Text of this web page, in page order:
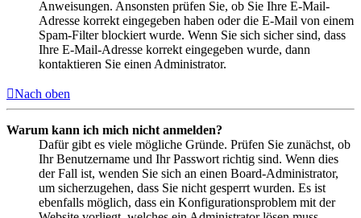
Anweisungen. Ansonsten prüfen Sie, ob Sie Ihre E-Mail-
Adresse korrekt eingegeben haben oder die E-Mail von einem
Spam-Filter blockiert wurde. Wenn Sie sich sicher sind, dass
Ihre E-Mail-Adresse korrekt eingegeben wurde, dann
kontaktieren Sie einen Administrator.
Nach oben
Warum kann ich mich nicht anmelden?
Dafür gibt es viele mögliche Gründe. Prüfen Sie zunächst, ob
Ihr Benutzername und Ihr Passwort richtig sind. Wenn dies
der Fall ist, wenden Sie sich an einen Board-Administrator,
um sicherzugehen, dass Sie nicht gesperrt wurden. Es ist
ebenfalls möglich, dass ein Konfigurationsproblem mit der